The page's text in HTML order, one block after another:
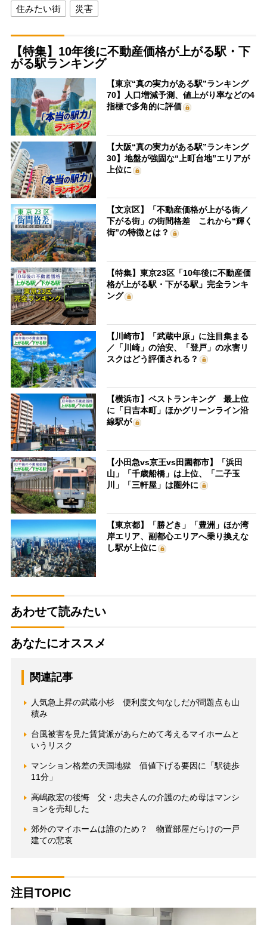
住みたい街 災害
【特集】10年後に不動産価格が上がる駅・下
がる駅ランキング
【東京“真の実力がある駅”ランキング
70】人口増減予測、値上がり率などの4
指標で多角的に評価
【大阪“真の実力がある駅”ランキング
30】地盤が強固な“上町台地”エリアが
上位に
【文京区】「不動産価格が上がる街／
下がる街」の街間格差 これから“輝く
街”の特徴とは？
【特集】東京23区「10年後に不動産価
格が上がる駅・下がる駅」完全ランキ
ング
【川崎市】「武蔵中原」に注目集まる
／「川崎」の治安、「登戸」の水害リ
スクはどう評価される？
【横浜市】ベストランキング 最上位
に「日吉本町」ほかグリーンライン沿
線駅が
【小田急vs京王vs田園都市】「浜田
山」「千歳船橋」は上位、「二子玉
川」「三軒屋」は圏外に
【東京都】「勝どき」「豊洲」ほか湾
岸エリア、副都心エリアへ乗り換えな
し駅が上位に
あわせて読みたい
あなたにオススメ
関連記事
人気急上昇の武蔵小杉 便利度文句なしだが問題点も山
積み
台風被害を見た賃貸派があらためて考えるマイホームと
いうリスク
マンション格差の天国地獄 価値下げる要因に「駅徒歩
11分」
高嶋政宏の後悔 父・忠夫さんの介護のため母はマンシ
ョンを売却した
郊外のマイホームは誰のため？ 物置部屋だらけの一戸
建ての悲哀
注目TOPIC